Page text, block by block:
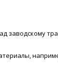
заводскому